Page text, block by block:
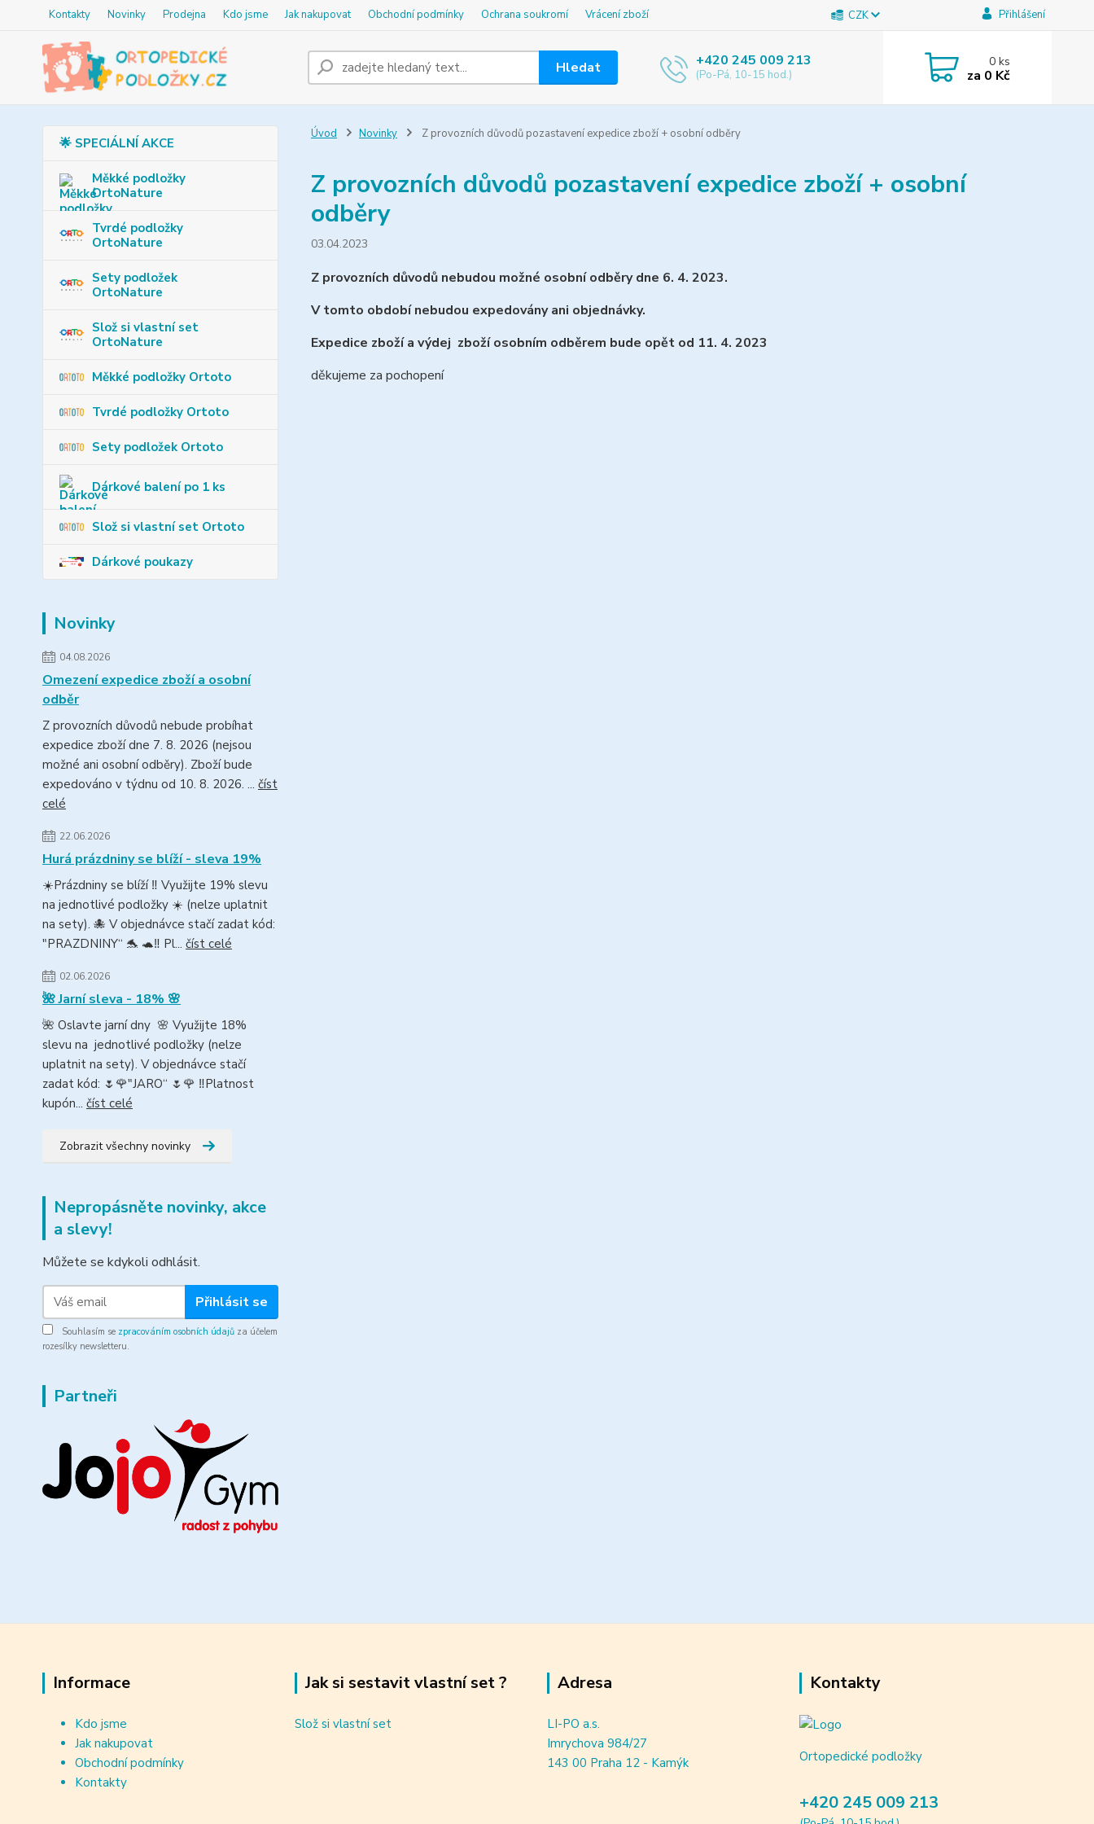
Kontakty Novinky Prodejna Kdo jsme Jak nakupovat Obchodní podmínky Ochrana soukromí Vrácení zboží CZK Přihlášení
Hledat +420 245 009 213
(Po-Pá, 10-15 hod.)
0ks
za 0 Kč
🌟 SPECIÁLNÍ AKCE
Měkké podložky
OrtoNature
Tvrdé podložky
OrtoNature
Sety podložek
OrtoNature
Slož si vlastní set
OrtoNature
Měkké podložky Ortoto
Tvrdé podložky Ortoto
Sety podložek Ortoto
Dárkové balení po 1 ks
Slož si vlastní set Ortoto
Dárkové poukazy
Novinky
04.08.2026
Omezení expedice zboží a osobní
odběr
Z provozních důvodů nebude probíhat
expedice zboží dne 7. 8. 2026 (nejsou
možné ani osobní odběry). Zboží bude
expedováno v týdnu od 10. 8. 2026. ... číst
celé
22.06.2026
Hurá prázdniny se blíží - sleva 19%
☀️Prázdniny se blíží ‼️ Využijte 19% slevu
na jednotlivé podložky ☀️ (nelze uplatnit
na sety). 🐙 V objednávce stačí zadat kód:
"PRAZDNINY“ 🐬 🐢‼️ Pl... číst celé
02.06.2026
🌺 Jarní sleva - 18% 🌸
🌺 Oslavte jarní dny 🌸 Využijte 18%
slevu na jednotlivé podložky (nelze
uplatnit na sety). V objednávce stačí
zadat kód: 🌷🌹"JARO“ 🌷🌹 ‼️Platnost
kupón... číst celé
Zobrazit všechny novinky
Nepropásněte novinky, akce
a slevy!
Můžete se kdykoli odhlásit.
Přihlásit se
Souhlasím se zpracováním osobních údajů za účelem
rozesílky newsletteru.
Partneři
Úvod Novinky Z provozních důvodů pozastavení expedice zboží + osobní odběry
Z provozních důvodů pozastavení expedice zboží + osobní
odběry
03.04.2023
Z provozních důvodů nebudou možné osobní odběry dne 6. 4. 2023.
V tomto období nebudou expedovány ani objednávky.
Expedice zboží a výdej zboží osobním odběrem bude opět od 11. 4. 2023
děkujeme za pochopení
Informace
Kdo jsme
Jak nakupovat
Obchodní podmínky
Kontakty
Jak si sestavit vlastní set ?
Slož si vlastní set
Adresa
LI-PO a.s.
Imrychova 984/27
143 00 Praha 12 - Kamýk
Kontakty
Ortopedické podložky
+420 245 009 213